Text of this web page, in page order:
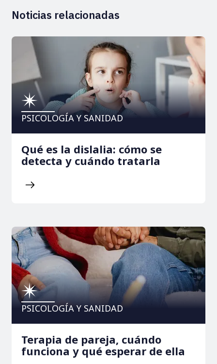
Noticias relacionadas
PSICOLOGÍA Y SANIDAD
Qué es la dislalia: cómo se
detecta y cuándo tratarla
PSICOLOGÍA Y SANIDAD
Terapia de pareja, cuándo
funciona y qué esperar de ella